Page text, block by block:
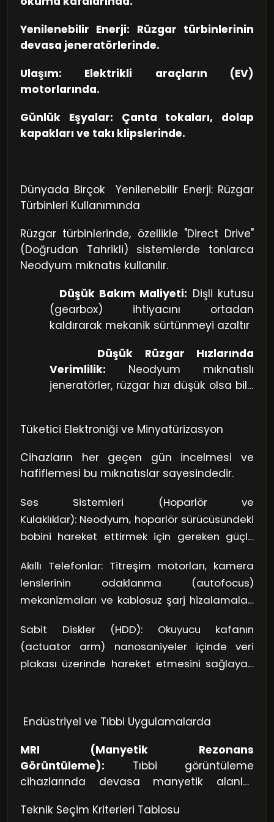
manyetik alanlar üretebilirler.
Yenilenebilir Enerji: Rüzgar türbinlerinin
devasa jeneratörlerinde.
Ulaşım: Elektrikli araçların (EV)
motorlarında.
Günlük Eşyalar: Çanta tokaları, dolap
kapakları ve takı klipslerinde.
Dünyada Birçok Yenilenebilir Enerji: Rüzgar
Türbinleri Kullanımında
Rüzgar türbinlerinde, özellikle "Direct Drive"
(Doğrudan Tahrikli) sistemlerde tonlarca
Neodyum mıknatıs kullanılır.
Düşük Bakım Maliyeti: Dişli kutusu
(gearbox) ihtiyacını ortadan
kaldırarak mekanik sürtünmeyi azaltır
Düşük Rüzgar Hızlarında
Verimlilik: Neodyum mıknatıslı
jeneratörler, rüzgar hızı düşük olsa bile
Tüketici Elektroniği ve Minyatürizasyon
Cihazların her geçen gün incelmesi ve
hafiflemesi bu mıknatıslar sayesindedir.
Ses Sistemleri (Hoparlör ve
Kulaklıklar): Neodyum, hoparlör sürücüsündeki
bobini hareket ettirmek için gereken güçlü
hafif kulaklıklar demektir.
Akıllı Telefonlar: Titreşim motorları, kamera
lenslerinin odaklanma (autofocus)
mekanizmaları ve kablosuz şarj hizalamaları
Sabit Diskler (HDD): Okuyucu kafanın
(actuator arm) nanosaniyeler içinde veri
plakası üzerinde hareket etmesini sağlayan
Endüstriyel ve Tıbbi Uygulamalarda
MRI (Manyetik Rezonans
Görüntüleme): Tıbbi görüntüleme
cihazlarında devasa manyetik alanlar
yanı sıra sabit Neodyum blokları da tercih
Teknik Seçim Kriterleri Tablosu